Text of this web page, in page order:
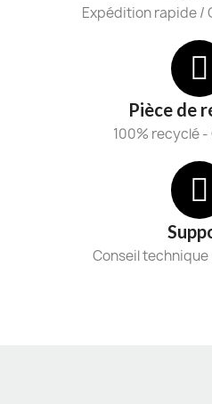
Expédition rapide /
Pièce de
100% recyclé -
Conseil technique